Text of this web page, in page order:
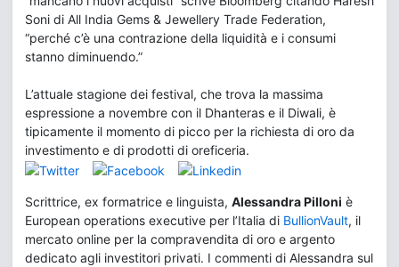
Soni di All India Gems & Jewellery Trade Federation,
“perché c’è una contrazione della liquidità e i consumi
stanno diminuendo.”
L’attuale stagione dei festival, che trova la massima
espressione a novembre con il Dhanteras e il Diwali, è
tipicamente il momento di picco per la richiesta di oro da
investimento e di prodotti di oreficeria.
Scrittrice, ex formatrice e linguista, Alessandra Pilloni è
European operations executive per l’Italia di BullionVault, il
mercato online per la compravendita di oro e argento
dedicato agli investitori privati. I commenti di Alessandra sul